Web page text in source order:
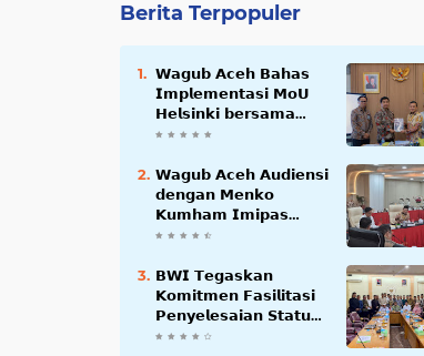
Berita Terpopuler
𝗪𝗮𝗴𝘂𝗯 𝗔𝗰𝗲𝗵 𝗕𝗮𝗵𝗮𝘀
𝗜𝗺𝗽𝗹𝗲𝗺𝗲𝗻𝘁𝗮𝘀𝗶 𝗠𝗼𝗨
𝗛𝗲𝗹𝘀𝗶𝗻𝗸𝗶 𝗯𝗲𝗿𝘀𝗮𝗺𝗮
𝗦𝗲𝗸𝗿𝗲𝘁𝗮𝗿𝗶𝗮𝘁 𝗡𝗲𝗴𝗮𝗿𝗮
𝗪𝗮𝗴𝘂𝗯 𝗔𝗰𝗲𝗵 𝗔𝘂𝗱𝗶𝗲𝗻𝘀𝗶
𝗱𝗲𝗻𝗴𝗮𝗻 𝗠𝗲𝗻𝗸𝗼
𝗞𝘂𝗺𝗵𝗮𝗺 𝗜𝗺𝗶𝗽𝗮𝘀
𝗧𝗲𝗿𝗸𝗮𝗶𝘁 𝗦𝘁𝗮𝘁𝘂𝘀 𝗪𝗮𝗸𝗮𝗳
𝗕𝗪𝗜 𝗧𝗲𝗴𝗮𝘀𝗸𝗮𝗻
𝗞𝗼𝗺𝗶𝘁𝗺𝗲𝗻 𝗙𝗮𝘀𝗶𝗹𝗶𝘁𝗮𝘀𝗶
𝗣𝗲𝗻𝘆𝗲𝗹𝗲𝘀𝗮𝗶𝗮𝗻 𝗦𝘁𝗮𝘁𝘂𝘀
𝗪𝗮𝗸𝗮𝗳 𝗕𝗹𝗮𝗻𝗴 𝗣𝗮𝗱𝗮𝗻𝗴